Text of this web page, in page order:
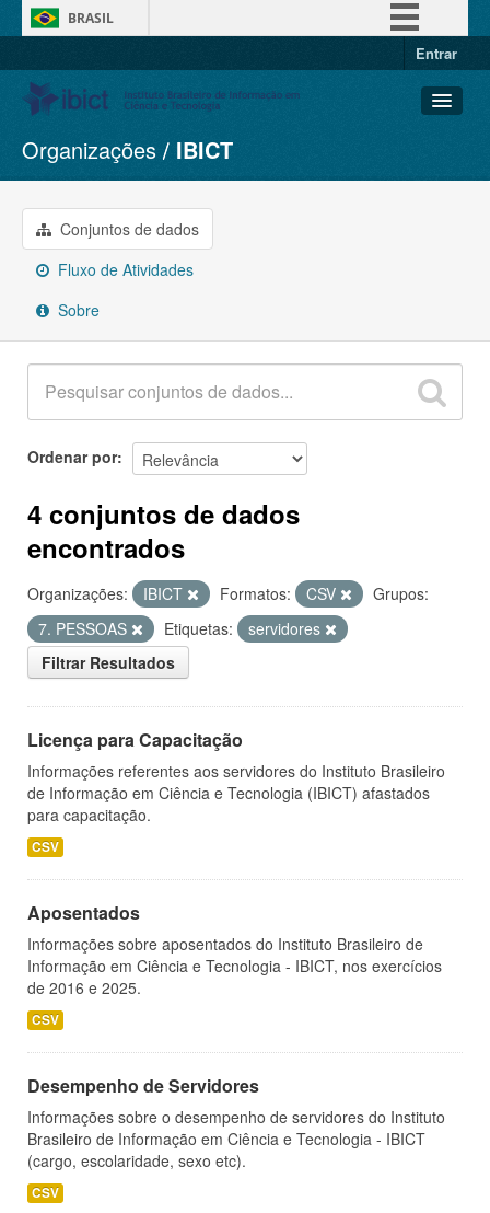
BRASIL
Entrar
Conjuntos de dados
Organizações
Grupos
Sobre
Organizações IBICT
Conjuntos de dados
Fluxo de Atividades
Sobre
Ordenar por
4 conjuntos de dados
encontrados
Organizações: IBICT Formatos: CSV
Grupos:
7. PESSOAS
Etiquetas:
servidores
Filtrar Resultados
Licença para Capacitação
Informações referentes aos servidores do Instituto Brasileiro
de Informação em Ciência e Tecnologia (IBICT) afastados
para capacitação.
CSV
Aposentados
Informações sobre aposentados do Instituto Brasileiro de
Informação em Ciência e Tecnologia - IBICT, nos exercícios
de 2016 e 2025.
CSV
Desempenho de Servidores
Informações sobre o desempenho de servidores do Instituto
Brasileiro de Informação em Ciência e Tecnologia - IBICT
(cargo, escolaridade, sexo etc).
CSV